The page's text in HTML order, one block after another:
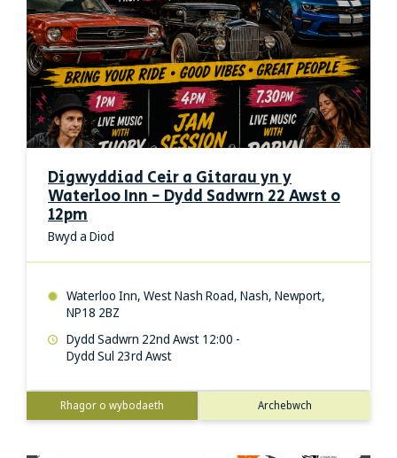
Digwyddiad Ceir a Gitarau yn y
Waterloo Inn - Dydd Sadwrn 22 Awst o
12pm
Bwyd a Diod
Waterloo Inn, West Nash Road, Nash, Newport,
NP18 2BZ
Dydd Sadwrn 22nd Awst 12:00 -
Dydd Sul 23rd Awst
Rhagor o wybodaeth Archebwch